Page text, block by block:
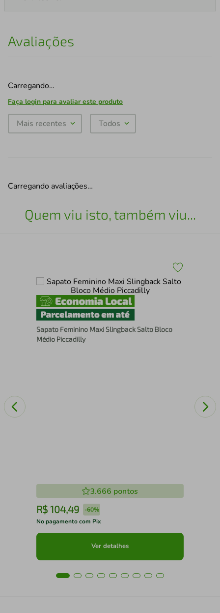
Avaliações
Carregando…
Faça login para avaliar este produto
Mais recentes Todos
Carregando avaliações…
Quem viu isto, também viu...
Sapato Feminino Maxi Slingback Salto Bloco
Médio Piccadilly
3.666 pontos
R$ 104,49 -60%
No pagamento com Pix
Ver detalhes